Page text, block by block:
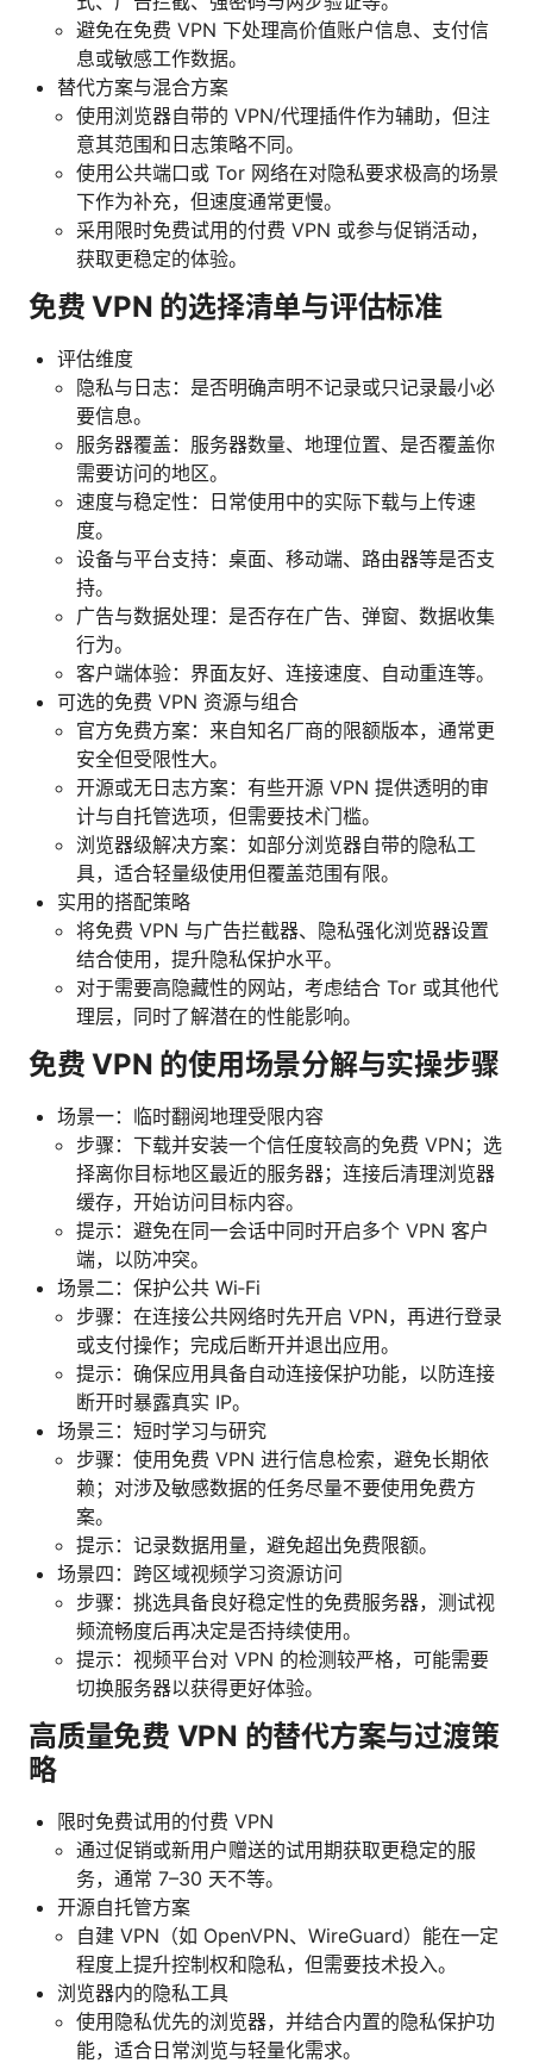
避免在免费 VPN 下处理高价值账户信息、支付信
息或敏感工作数据。
替代方案与混合方案
使用浏览器自带的 VPN/代理插件作为辅助，但注
意其范围和日志策略不同。
使用公共端口或 Tor 网络在对隐私要求极高的场景
下作为补充，但速度通常更慢。
采用限时免费试用的付费 VPN 或参与促销活动，
获取更稳定的体验。
免费 VPN 的选择清单与评估标准
评估维度
隐私与日志：是否明确声明不记录或只记录最小必
要信息。
服务器覆盖：服务器数量、地理位置、是否覆盖你
需要访问的地区。
速度与稳定性：日常使用中的实际下载与上传速
度。
设备与平台支持：桌面、移动端、路由器等是否支
持。
广告与数据处理：是否存在广告、弹窗、数据收集
行为。
客户端体验：界面友好、连接速度、自动重连等。
可选的免费 VPN 资源与组合
官方免费方案：来自知名厂商的限额版本，通常更
安全但受限性大。
开源或无日志方案：有些开源 VPN 提供透明的审
计与自托管选项，但需要技术门槛。
浏览器级解决方案：如部分浏览器自带的隐私工
具，适合轻量级使用但覆盖范围有限。
实用的搭配策略
将免费 VPN 与广告拦截器、隐私强化浏览器设置
结合使用，提升隐私保护水平。
对于需要高隐藏性的网站，考虑结合 Tor 或其他代
理层，同时了解潜在的性能影响。
免费 VPN 的使用场景分解与实操步骤
场景一：临时翻阅地理受限内容
步骤：下载并安装一个信任度较高的免费 VPN；选
择离你目标地区最近的服务器；连接后清理浏览器
缓存，开始访问目标内容。
提示：避免在同一会话中同时开启多个 VPN 客户
端，以防冲突。
场景二：保护公共 Wi‑Fi
步骤：在连接公共网络时先开启 VPN，再进行登录
或支付操作；完成后断开并退出应用。
提示：确保应用具备自动连接保护功能，以防连接
断开时暴露真实 IP。
场景三：短时学习与研究
步骤：使用免费 VPN 进行信息检索，避免长期依
赖；对涉及敏感数据的任务尽量不要使用免费方
案。
提示：记录数据用量，避免超出免费限额。
场景四：跨区域视频学习资源访问
步骤：挑选具备良好稳定性的免费服务器，测试视
频流畅度后再决定是否持续使用。
提示：视频平台对 VPN 的检测较严格，可能需要
切换服务器以获得更好体验。
高质量免费 VPN 的替代方案与过渡策
略
限时免费试用的付费 VPN
通过促销或新用户赠送的试用期获取更稳定的服
务，通常 7–30 天不等。
开源自托管方案
自建 VPN（如 OpenVPN、WireGuard）能在一定
程度上提升控制权和隐私，但需要技术投入。
浏览器内的隐私工具
使用隐私优先的浏览器，并结合内置的隐私保护功
能，适合日常浏览与轻量化需求。